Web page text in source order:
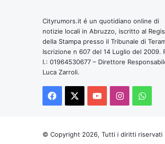
Cityrumors.it é un quotidiano online di
notizie locali in Abruzzo, iscritto al
della Stampa presso il Tribunale di
Iscrizione n 607 del 14 Luglio del 2009.
I.: 01964530677 – Direttore
Luca Zarroli.
Facebook
You Instagram
© Copyright 2026, Tutti i diritti